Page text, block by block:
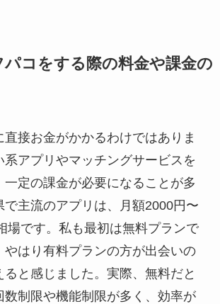
コをする際の料金や課金の
直接お金がかかるわけではありま
系アプリやマッチングサービスを
一定の課金が必要になることが多
で主流のアプリは、月額2000円〜
場です。私も最初は無料プランで
やはり有料プランの方が出会いの
ると感じました。実際、無料だと
数制限や機能制限が多く、効率が